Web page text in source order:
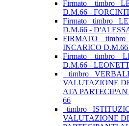
Firmato _ timbro
D.M.66 -
Firmato_ timbro
D.M.66 -
FIRMATO _
INCARICO
Firmato _ timbro _
D.M.66 -
_ timbro_
VALUTAZIONE
ATA
66
_timbro_
VALUTAZIONE